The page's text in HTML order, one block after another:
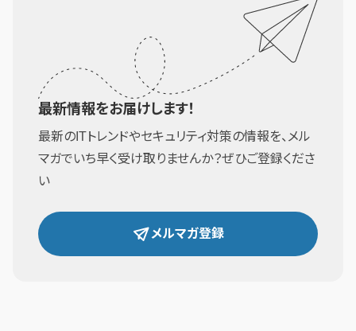
最新情報をお届けします！
最新のITトレンドやセキュリティ対策の情報を、メル
マガでいち早く受け取りませんか？ぜひご登録くださ
い
メルマガ登録